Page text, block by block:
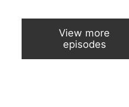
View more
episodes